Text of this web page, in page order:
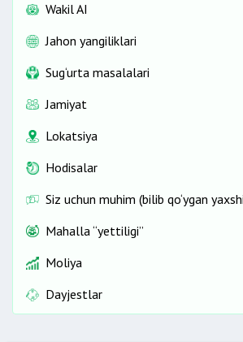
Wakil AI
Jahon yangiliklari
Sug‘urta masalalari
Jamiyat
Lokatsiya
Hodisalar
Siz uchun muhim (bilib qo‘ygan
Mahalla “yettiligi”
Moliya
Dayjestlar